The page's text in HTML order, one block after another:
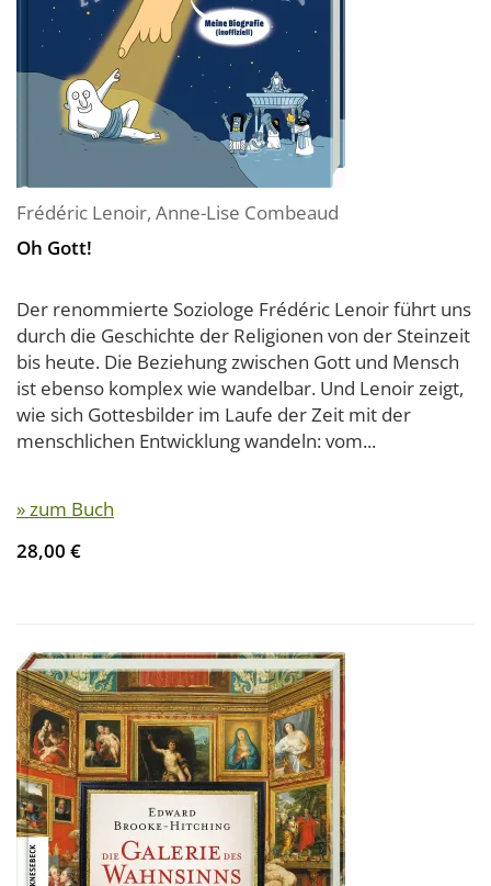
Frédéric Lenoir, Anne-Lise Combeaud
Oh Gott!
Der renommierte Soziologe Frédéric Lenoir führt uns
durch die Geschichte der Religionen von der Steinzeit
bis heute. Die Beziehung zwischen Gott und Mensch
ist ebenso komplex wie wandelbar. Und Lenoir zeigt,
wie sich Gottesbilder im Laufe der Zeit mit der
menschlichen Entwicklung wandeln: vom...
» zum Buch
28,00 €